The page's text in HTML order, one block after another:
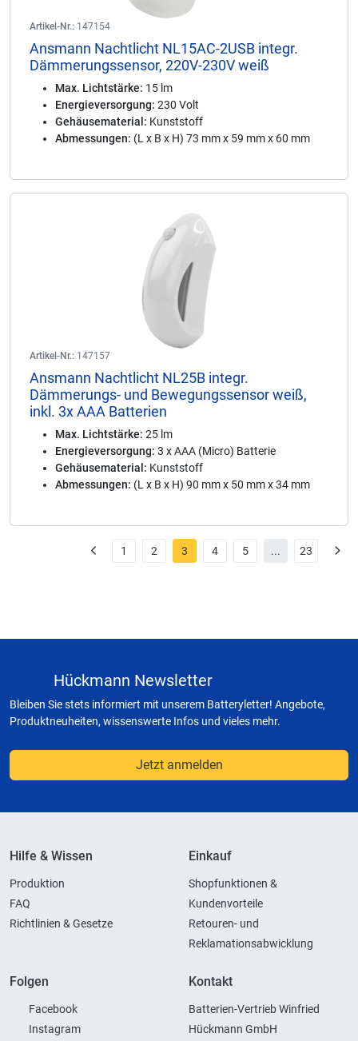
Artikel-Nr.: 147154
Ansmann Nachtlicht NL15AC-2USB integr.
Dämmerungssensor, 220V-230V weiß
Max. Lichtstärke: 15 lm
Energieversorgung: 230 Volt
Gehäusematerial: Kunststoff
Abmessungen: (L x B x H) 73 mm x 59 mm x 60 mm
Artikel-Nr.: 147157
Ansmann Nachtlicht NL25B integr.
Dämmerungs- und Bewegungssensor weiß,
inkl. 3x AAA Batterien
Max. Lichtstärke: 25 lm
Energieversorgung: 3 x AAA (Micro) Batterie
Gehäusematerial: Kunststoff
Abmessungen: (L x B x H) 90 mm x 50 mm x 34 mm
1 2 3 4 5 ... 23
Hückmann Newsletter
Bleiben Sie stets informiert mit unserem Batteryletter! Angebote,
Produktneuheiten, wissenswerte Infos und vieles mehr.
Jetzt anmelden
Hilfe & Wissen
Produktion
FAQ
Richtlinien & Gesetze
Einkauf
Shopfunktionen &
Kundenvorteile
Retouren- und
Reklamationsabwicklung
Folgen
Facebook
Instagram
Kontakt
Batterien-Vertrieb Winfried
Hückmann GmbH